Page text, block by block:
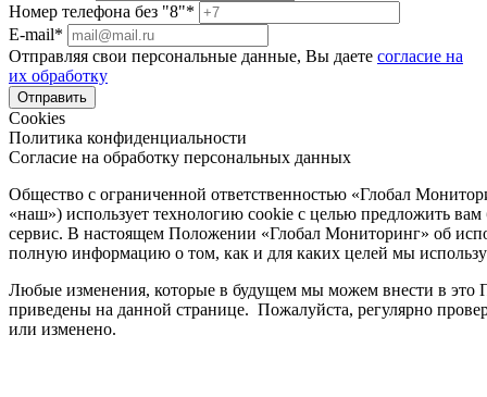
Номер телефона без "8"*
E-mail*
Отправляя свои персональные данные, Вы даете согласие на
их обработку
Cookies
Политика конфиденциальности
Согласие на обработку персональных данных
Общество с ограниченной ответственностью «Глобал
«наш») использует технологию cookie с целью предложить
сервис. В настоящем Положении «Глобал Мониторинг» об
полную информацию о том, как и для каких целей мы
Любые изменения, которые в будущем мы можем внести в это
приведены на данной странице. Пожалуйста, регулярно
или изменено.